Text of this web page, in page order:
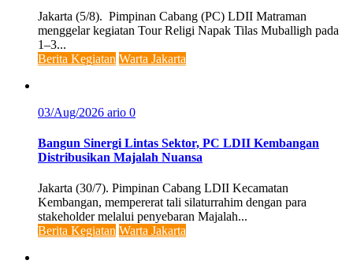
Jakarta (5/8). Pimpinan Cabang (PC) LDII Matraman
menggelar kegiatan Tour Religi Napak Tilas Muballigh pada
1–3...
Berita Kegiatan Warta Jakarta
03/Aug/2026 ario 0
Bangun Sinergi Lintas Sektor, PC LDII Kembangan
Distribusikan Majalah Nuansa
Jakarta (30/7). Pimpinan Cabang LDII Kecamatan
Kembangan, mempererat tali silaturrahim dengan para
stakeholder melalui penyebaran Majalah...
Berita Kegiatan Warta Jakarta